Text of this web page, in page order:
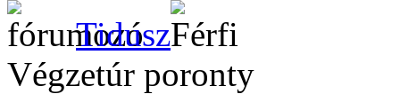
Tidusz
Végzetúr poronty